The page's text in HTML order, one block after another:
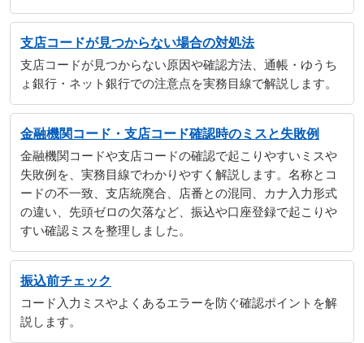
支店コードが見つからない場合の対処法
支店コードが見つからない原因や確認方法、通帳・ゆうち
ょ銀行・ネット銀行での注意点を実務目線で解説します。
金融機関コード・支店コード確認時のミスと失敗例
金融機関コードや支店コードの確認で起こりやすいミスや
失敗例を、実務目線でわかりやすく解説します。名称とコ
ードの不一致、支店統廃合、店番との混同、カナ入力形式
の違い、先頭ゼロの欠落など、振込や口座登録で起こりや
すい確認ミスを整理しました。
振込前チェック
コード入力ミスやよくあるエラーを防ぐ確認ポイントを解
説します。